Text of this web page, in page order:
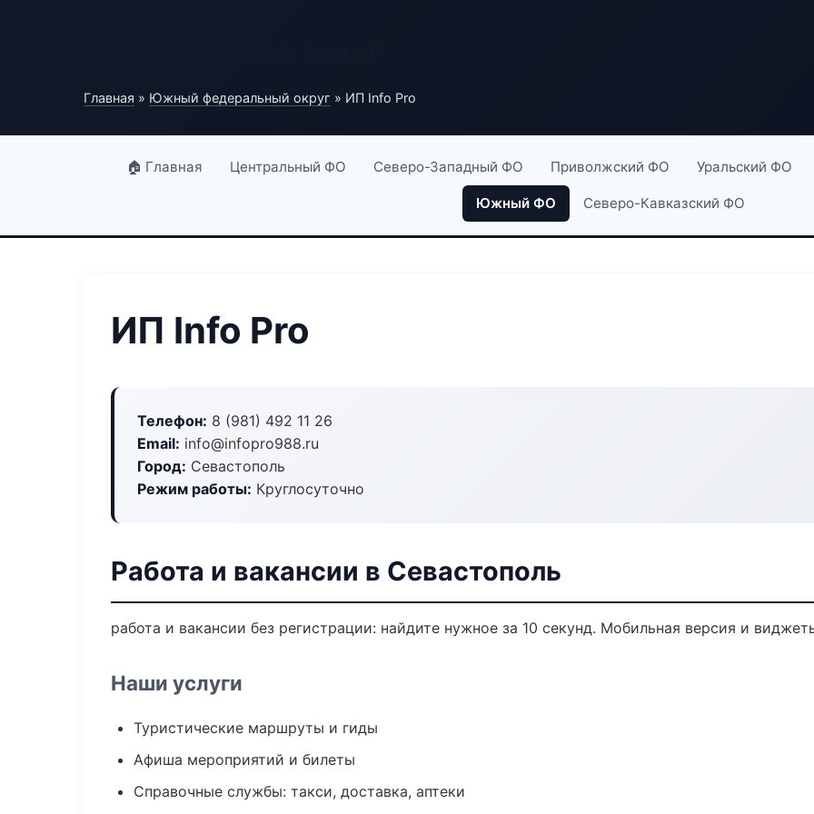
Главная » Южный федеральный округ » ИП Info Pro
🏠 Главная Центральный ФО Северо-Западный ФО Приволжский ФО Уральский ФО
Южный ФО Северо-Кавказский ФО
ИП Info Pro
Телефон: 8 (981) 492 11 26
Email: info@infopro988.ru
Город: Севастополь
Режим работы: Круглосуточно
Работа и вакансии в Севастополь
работа и вакансии без регистрации: найдите нужное за 10 секунд. Мобильная версия и
Наши услуги
Туристические маршруты и гиды
Афиша мероприятий и билеты
Справочные службы: такси, доставка, аптеки